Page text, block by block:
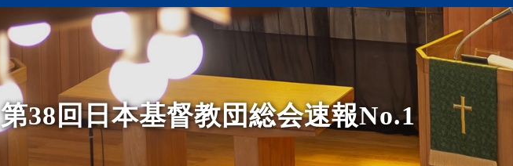
第38回日本基督教団総会速報No.1